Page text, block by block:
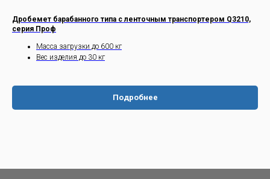
Дробемет барабанного типа с ленточным транспортером Q3210,
серия Проф
Масса загрузки до 600 кг
Вес изделия до 30 кг
Подробнее